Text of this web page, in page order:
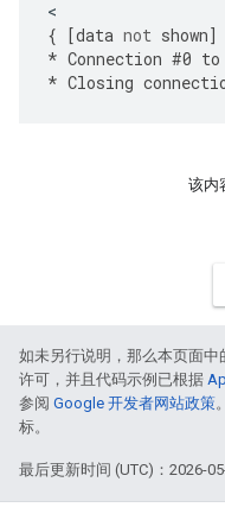
{ [data not shown]
* Connection #0 to
* Closing
该内
如未另行说明，那么本页面中
许可，并且代码示例已根据
参阅 Google 开发者网站政策
标。
最后更新时间 (UTC)：2026-05-